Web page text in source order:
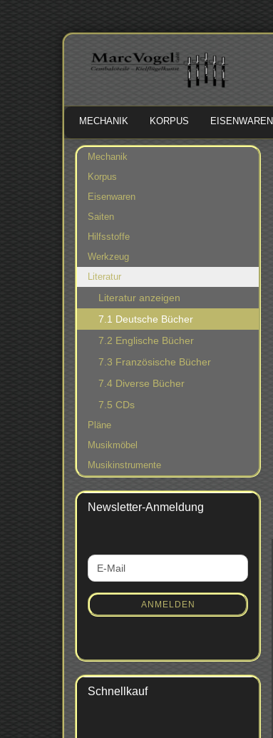
MECHANIK KORPUS EISENWAREN
Mechanik
Korpus
Eisenwaren
Saiten
Hilfsstoffe
Werkzeug
Literatur
Literatur anzeigen
7.1 Deutsche Bücher
7.2 Englische Bücher
7.3 Französische Bücher
7.4 Diverse Bücher
7.5 CDs
Pläne
Musikmöbel
Musikinstrumente
Newsletter-Anmeldung
WEITER
ZUR
ANMELDUNG
E-
Mail
ANMELDEN
Schnellkauf